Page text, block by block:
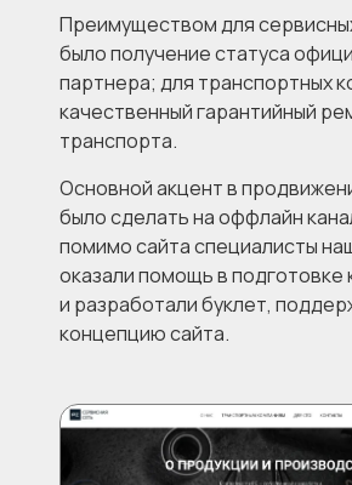
Основной акцент в
было сделать на оффлайн
помимо сайта специалисты
оказали помощь в подготовке
и разработали буклет,
концепцию сайта.
Преимуществом для
было получение статуса
партнера; для транспортных
качественный гарантийный
транспорта.